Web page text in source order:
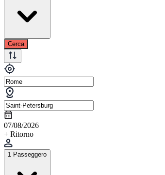
Cerca
07/08/2026
+ Ritorno
1 Passeggero